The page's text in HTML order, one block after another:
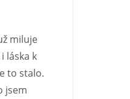
miluje
láska k
to stalo.
jsem